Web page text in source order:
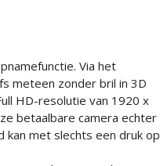
Via het
meteen zonder bril in 3D
HD-resolutie van 1920 x
betaalbare camera echter
kan met slechts een druk op